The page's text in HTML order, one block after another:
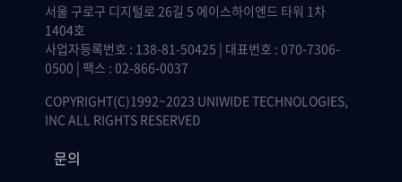
서울 구로구 디지털로 26길 5 에이스하이엔드 타워 1차
1404호
사업자등록번호 : 138-81-50425 | 대표번호 : 070-7306-
0500 | 팩스 : 02-866-0037
COPYRIGHT(C)1992~2023 UNIWIDE TECHNOLOGIES,
INC ALL RIGHTS RESERVED
문의